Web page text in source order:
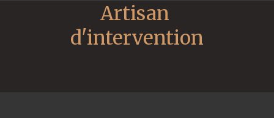
Artisan
d'intervention